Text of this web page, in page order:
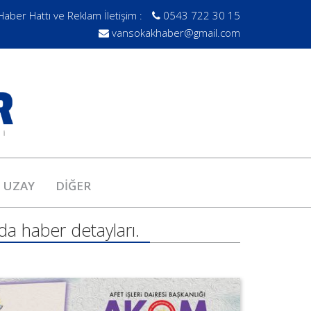
Hattı ve Reklam İletişim :
0543 722 30 15
vansokakhaber@gmail.com
UZAY DİĞER
haber detayları.